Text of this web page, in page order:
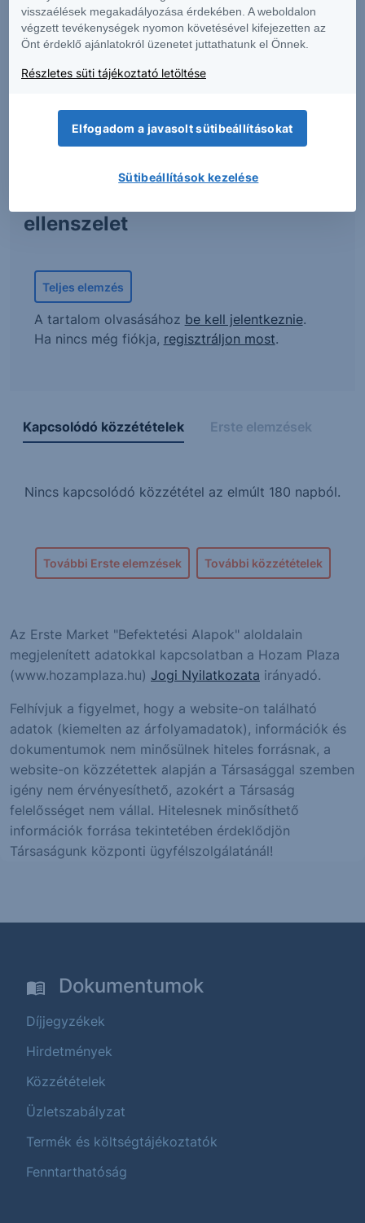
Kiemelt tartalmunk
MOL: Az erős működési
teljesítmény ellensúlyozhatta a
ellenszelet
Teljes elemzés
A tartalom olvasásához be kell jelentkeznie.
Ha nincs még fiókja, regisztráljon most.
Kapcsolódó közzétételek Erste elemzések
Nincs kapcsolódó közzététel az elmúlt 180 napból.
További Erste elemzések További közzétételek
Az Erste Market "Befektetési Alapok" aloldalain
megjelenített adatokkal kapcsolatban a Hozam Plaza
(www.hozamplaza.hu) Jogi Nyilatkozata irányadó.
Felhívjuk a figyelmet, hogy a website-on található
adatok (kiemelten az árfolyamadatok), információk és
dokumentumok nem minősülnek hiteles forrásnak, a
website-on közzétettek alapján a Társasággal szemben
igény nem érvényesíthető, azokért a Társaság
felelősséget nem vállal. Hitelesnek minősíthető
információk forrása tekintetében érdeklődjön
Társaságunk központi ügyfélszolgálatánál!
Dokumentumok
Díjjegyzékek
Hirdetmények
Közzétételek
Üzletszabályzat
Termék és költségtájékoztatók
Fenntarthatóság
visszaélések megakadályozása érdekében. A weboldalon
végzett tevékenységek nyomon követésével kifejezetten az
Önt érdeklő ajánlatokról üzenetet juttathatunk el Önnek.
Részletes süti tájékoztató letöltése
Elfogadom a javasolt sütibeállításokat
Sütibeállítások kezelése